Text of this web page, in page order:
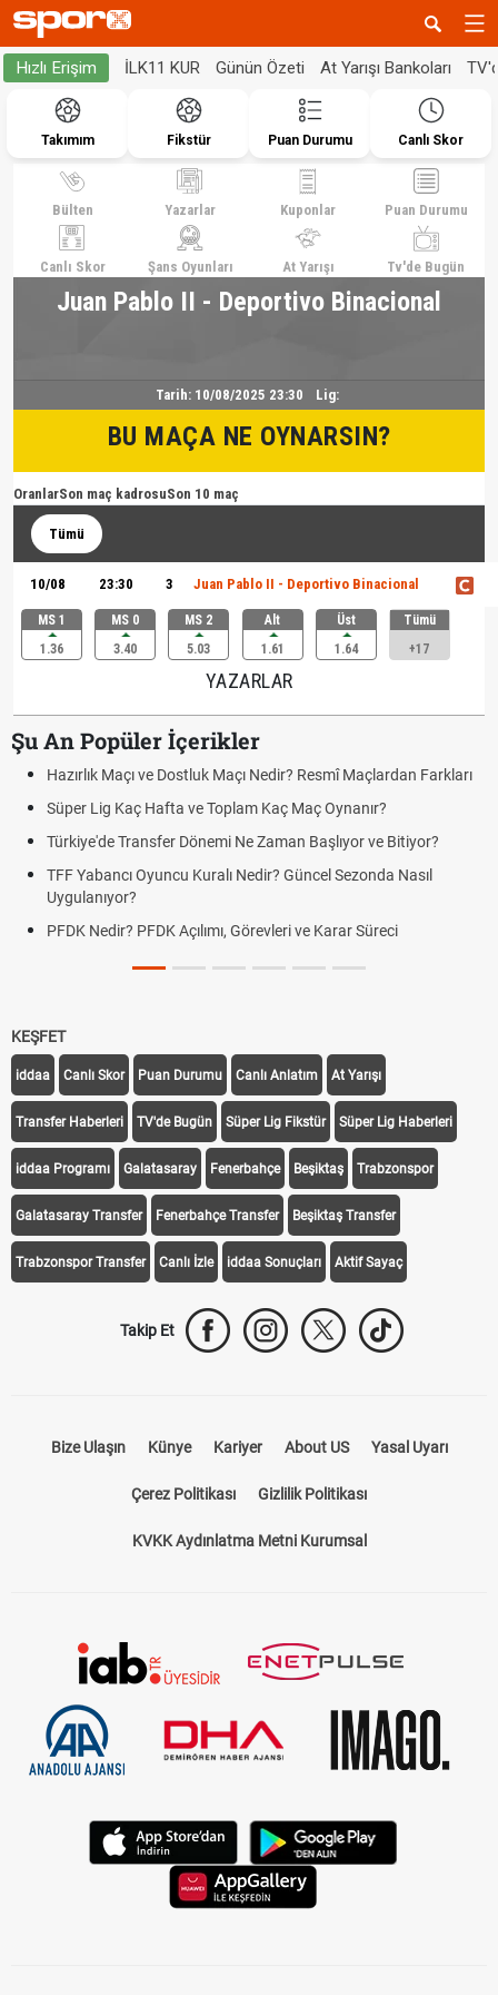
Hızlı Erişim İLK11 KUR Günün Özeti At Yarışı Bankoları
Takımım Fikstür Puan Durumu Canlı Skor
Bülten Yazarlar Kuponlar Puan Durumu
Canlı Skor Şans Oyunları At Yarışı Tv'de Bugün
Juan Pablo II - Deportivo Binacional
Tarih: 10/08/2025 23:30 Lig:
BU MAÇA NE OYNARSIN?
OranlarSon maç kadrosuSon 10 maç
Tümü
10/08 23:30 3 Juan Pablo II - Deportivo Binacional
MS 1
1.36
MS 0
3.40
MS 2
5.03
Alt
1.61
Üst
1.64
Tümü
+17
YAZARLAR
Şu An Popüler İçerikler
Hazırlık Maçı ve Dostluk Maçı Nedir? Resmî Maçlardan Farkları
Süper Lig Kaç Hafta ve Toplam Kaç Maç Oynanır?
Türkiye'de Transfer Dönemi Ne Zaman Başlıyor ve Bitiyor?
TFF Yabancı Oyuncu Kuralı Nedir? Güncel Sezonda Nasıl
Uygulanıyor?
PFDK Nedir? PFDK Açılımı, Görevleri ve Karar Süreci
KEŞFET
iddaa Canlı Skor Puan Durumu Canlı Anlatım At Yarışı
Transfer Haberleri TV'de Bugün Süper Lig Fikstür Süper Lig Haberleri
iddaa Programı Galatasaray Fenerbahçe Beşiktaş Trabzonspor
Galatasaray Transfer Fenerbahçe Transfer Beşiktaş Transfer
Trabzonspor Transfer Canlı İzle iddaa Sonuçları Aktif Sayaç
Takip Et
Bize Ulaşın Künye Kariyer About US Yasal Uyarı
Çerez Politikası Gizlilik Politikası
KVKK Aydınlatma Metni Kurumsal